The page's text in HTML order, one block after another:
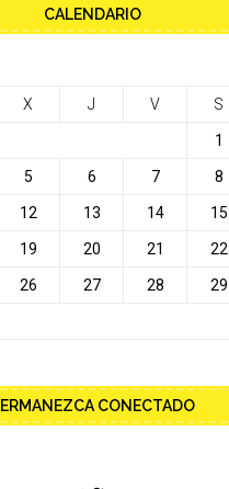
CALENDARIO
X J V S
1
5 6 7 8
12 13 14 15
19 20 21 22
26 27 28 29
CONECTADO